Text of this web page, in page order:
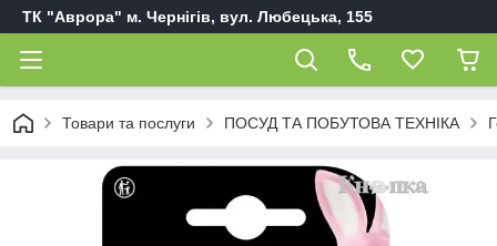
ТК "Аврора" м. Чернігів, вул. Любецька, 155
Товари та послуги ПОСУД ТА ПОБУТОВА ТЕХНІКА